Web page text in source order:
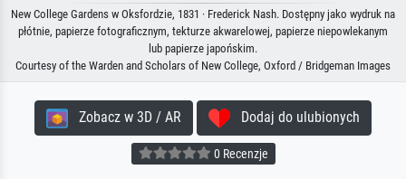
New College Gardens w Oksfordzie, 1831 · Frederick Nash. Dostępny jako wydruk na
płótnie, papierze fotograficznym, tekturze akwarelowej, papierze niepowlekanym
lub papierze japońskim.
Courtesy of the Warden and Scholars of New College, Oxford / Bridgeman Images
Zobacz w 3D / AR Dodaj do ulubionych
0 Recenzje